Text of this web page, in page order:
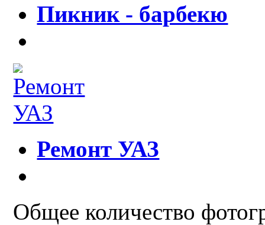
Пикник - барбекю
Ремонт УАЗ
Общее количество